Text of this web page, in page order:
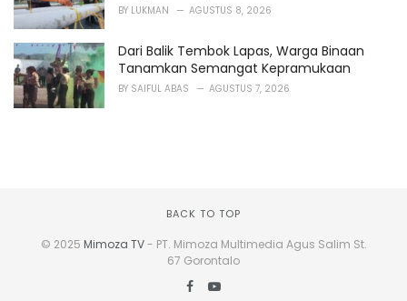
BY LUKMAN AGUSTUS 8, 2026
Dari Balik Tembok Lapas, Warga Binaan
Tanamkan Semangat Kepramukaan
BY SAIFUL ABAS AGUSTUS 7, 2026
BACK TO TOP
© 2025 Mimoza TV- PT. Mimoza Multimedia Agus Salim St.
67 Gorontalo